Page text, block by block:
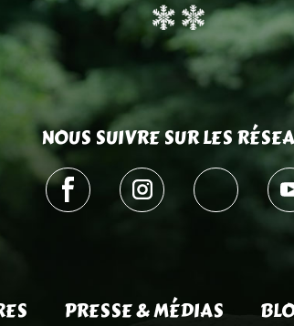
NOUS SUIVRE SUR LES
PRESSE & MÉDIAS